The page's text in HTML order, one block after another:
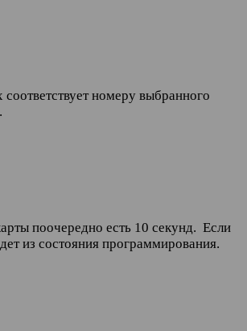
номеру выбранного
поочередно есть 10 секунд. Если
из состояния программирования.